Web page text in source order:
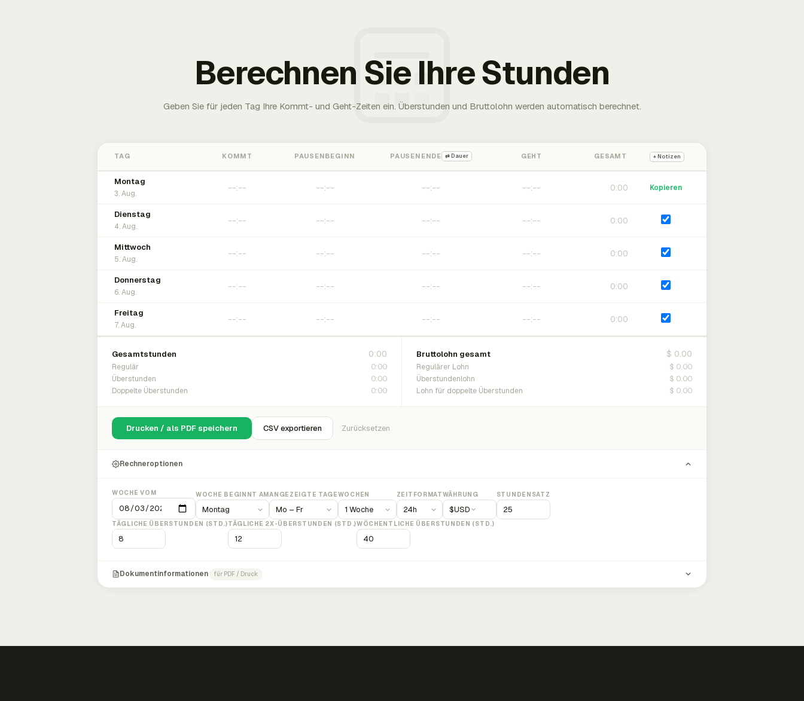
Berechnen Sie Ihre Stunden
Geben Sie für jeden Tag Ihre Kommt- und Geht-Zeiten ein. Überstunden und Bruttolohn werden automatisch berechnet.
TAG KOMMT PAUSENBEGINN PAUSENENDE ⇄ Dauer GEHT GESAMT + Notizen
Montag
3. Aug.
0:00 Kopieren
Dienstag
4. Aug.
0:00
Mittwoch
5. Aug.
0:00
Donnerstag
6. Aug.
0:00
Freitag
7. Aug.
0:00
Gesamtstunden 0:00
Regulär 0:00
Überstunden 0:00
Doppelte Überstunden 0:00
Bruttolohn gesamt $ 0.00
Regulärer Lohn $ 0.00
Überstundenlohn $ 0.00
Lohn für doppelte Überstunden $ 0.00
Drucken / als PDF speichern CSV exportieren Zurücksetzen
Rechneroptionen
WOCHE VOM WOCHE BEGINNT AMANGEZEIGTE TAGEWOCHEN ZEITFORMATWÄHRUNG
$USD
STUNDENSATZ
TÄGLICHE ÜBERSTUNDEN (STD.)TÄGLICHE 2X-ÜBERSTUNDEN (STD.)WÖCHENTLICHE ÜBERSTUNDEN (STD.)
Dokumentinformationen für PDF / Druck